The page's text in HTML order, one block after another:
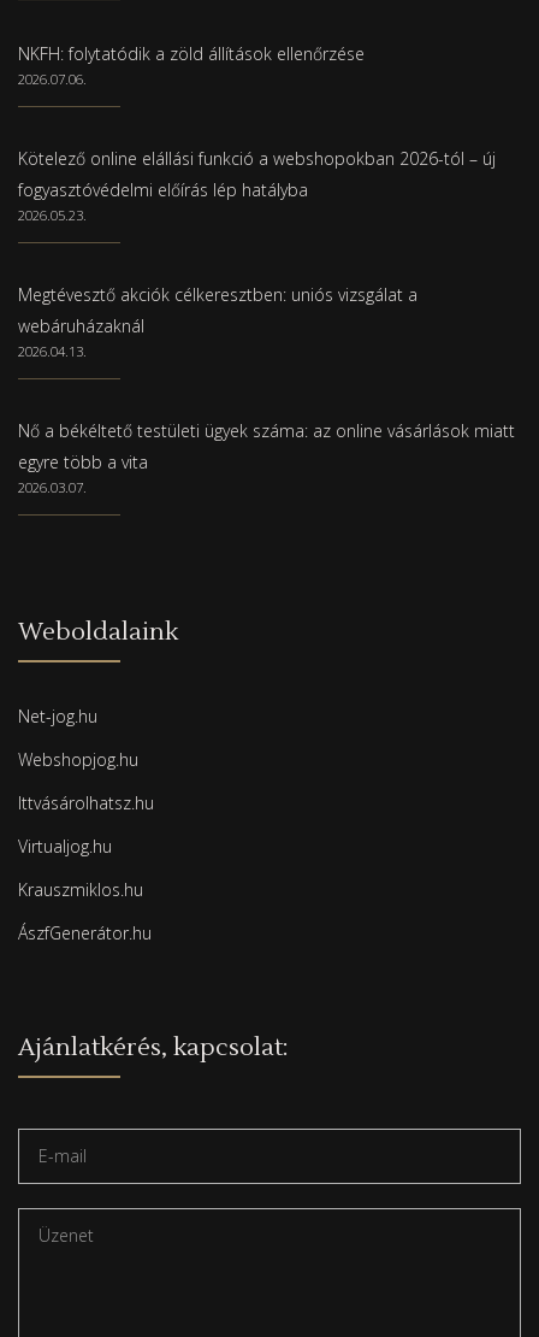
NKFH: folytatódik a zöld állítások ellenőrzése
2026.07.06.
Kötelező online elállási funkció a webshopokban 2026-tól – új
fogyasztóvédelmi előírás lép hatályba
2026.05.23.
Megtévesztő akciók célkeresztben: uniós vizsgálat a
webáruházaknál
2026.04.13.
Nő a békéltető testületi ügyek száma: az online vásárlások miatt
egyre több a vita
2026.03.07.
Weboldalaink
Net-jog.hu
Webshopjog.hu
Ittvásárolhatsz.hu
Virtualjog.hu
Krauszmiklos.hu
ÁszfGenerátor.hu
Ajánlatkérés, kapcsolat: